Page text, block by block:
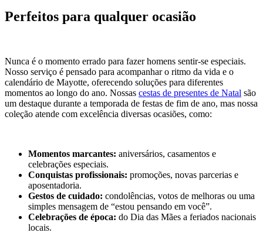
Perfeitos para qualquer ocasião
Nunca é o momento errado para fazer homens sentir-se especiais.
Nosso serviço é pensado para acompanhar o ritmo da vida e o
calendário de Mayotte, oferecendo soluções para diferentes
momentos ao longo do ano. Nossas cestas de presentes de Natal são
um destaque durante a temporada de festas de fim de ano, mas nossa
coleção atende com excelência diversas ocasiões, como:
Momentos marcantes: aniversários, casamentos e
celebrações especiais.
Conquistas profissionais: promoções, novas parcerias e
aposentadoria.
Gestos de cuidado: condolências, votos de melhoras ou uma
simples mensagem de “estou pensando em você”.
Celebrações de época: do Dia das Mães a feriados nacionais
locais.